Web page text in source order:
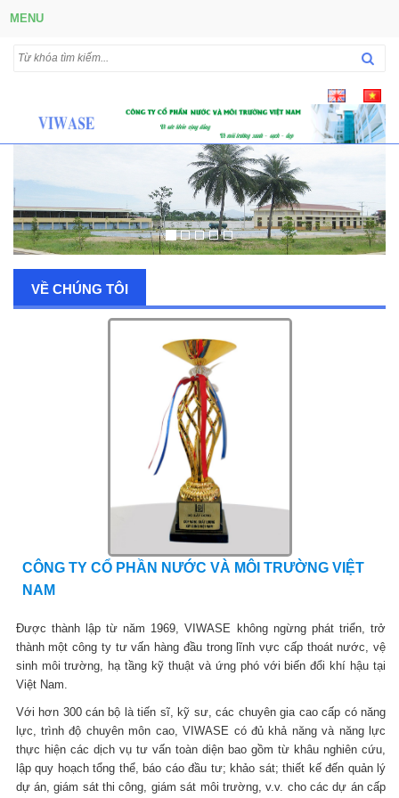
MENU
VỀ CHÚNG TÔI
CÔNG TY CỔ PHẦN NƯỚC VÀ MÔI TRƯỜNG VIỆT
NAM
Được thành lập từ năm 1969, VIWASE không ngừng phát triển, trở
thành một công ty tư vấn hàng đầu trong lĩnh vực cấp thoát nước, vệ
sinh môi trường, hạ tầng kỹ thuật và ứng phó với biến đổi khí hậu tại
Việt Nam.
Với hơn 300 cán bộ là tiến sĩ, kỹ sư, các chuyên gia cao cấp có năng
lực, trình độ chuyên môn cao, VIWASE có đủ khả năng và năng lực
thực hiện các dịch vụ tư vấn toàn diện bao gồm từ khâu nghiên cứu,
lập quy hoạch tổng thể, báo cáo đầu tư; khảo sát; thiết kế đến quản lý
dự án, giám sát thi công, giám sát môi trường, v.v. cho các dự án cấp